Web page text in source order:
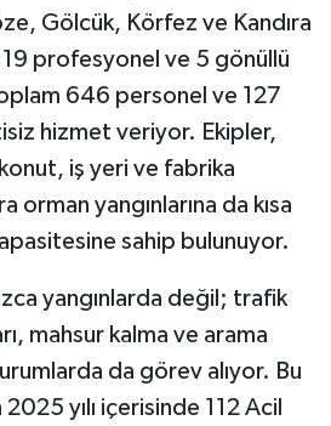
Gölcük, Körfez ve Kandıra
19 profesyonel ve 5 gönüllü
646 personel ve 127
hizmet veriyor. Ekipler,
iş yeri ve fabrika
orman yangınlarına da kısa
sahip bulunuyor.
yangınlarda değil; trafik
mahsur kalma ve arama
da görev alıyor. Bu
yılı içerisinde 112 Acil